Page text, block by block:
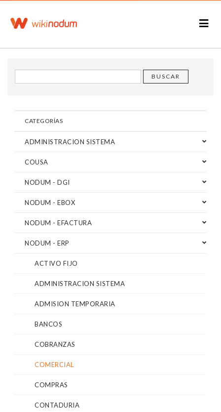
CATEGORÍAS
ADMINISTRACION SISTEMA
COUSA
NODUM - DGI
NODUM - EBOX
NODUM - EFACTURA
NODUM - ERP
ACTIVO FIJO
ADMINISTRACION SISTEMA
ADMISION TEMPORARIA
BANCOS
COBRANZAS
COMERCIAL
COMPRAS
CONTADURIA